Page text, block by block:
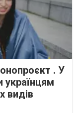
. У
українцям
видів